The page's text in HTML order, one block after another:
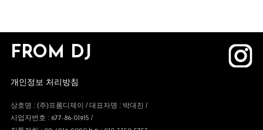
FROM DJ
개인정보 처리방침
상호명 : (주)프롬디제이 / 대표자명 : 박대진 /
사업자번호 : 677-86-01915 /